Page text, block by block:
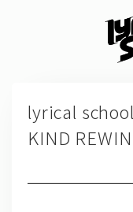
lyrical
KIND